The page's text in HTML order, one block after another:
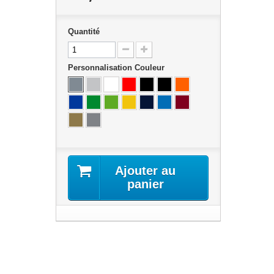
Quantité
Personnalisation Couleur
Ajouter au
panier